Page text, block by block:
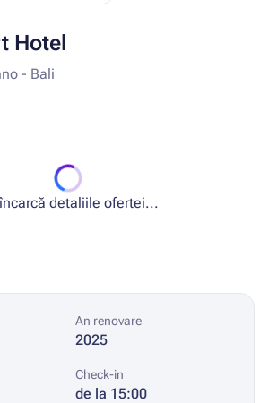
Hotel
- Bali
detaliile ofertei...
An renovare
2025
Check-in
de la 15:00